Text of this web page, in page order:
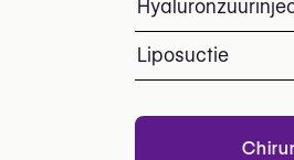
Liposuctie